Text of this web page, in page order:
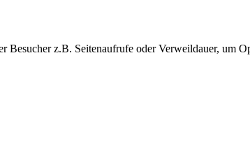
z.B. Seitenaufrufe oder Verweildauer, um